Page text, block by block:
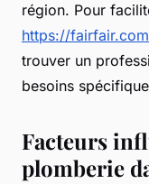
région. Pour
https://
trouver un
besoins
Facteurs
plomberie